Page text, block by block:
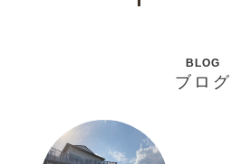
BLOG
ブログ